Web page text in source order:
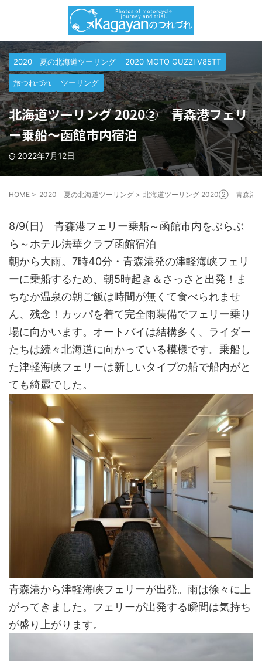
2020 夏の北海道ツーリング 2020 MOTO GUZZI V85TT
旅つれづれ ツーリング
北海道ツーリング 2020② 青森港フェリ
ー乗船～函館市内宿泊
2022年7月12日
HOME > 2020 夏の北海道ツーリング > 北海道ツーリング 2020② 青森港フ
8/9(日) 青森港フェリー乗船～函館市内をぶらぶ
ら～ホテル法華クラブ函館宿泊
朝から大雨。7時40分・青森港発の津軽海峡フェリ
ーに乗船するため、朝5時起き＆さっさと出発！ま
ちなか温泉の朝ご飯は時間が無くて食べられませ
ん、残念！カッパを着て完全雨装備でフェリー乗り
場に向かいます。オートバイは結構多く、ライダー
たちは続々北海道に向かっている模様です。乗船し
た津軽海峡フェリーは新しいタイプの船で船内がと
ても綺麗でした。
青森港から津軽海峡フェリーが出発。雨は徐々に上
がってきました。フェリーが出発する瞬間は気持ち
が盛り上がります。